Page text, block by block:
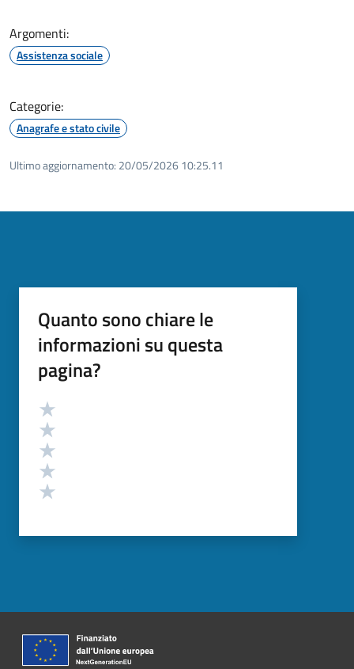
Argomenti:
Assistenza sociale
Categorie:
Anagrafe e stato civile
Ultimo aggiornamento: 20/05/2026 10:25.11
Quanto sono chiare le
informazioni su questa
pagina?
Valutazione